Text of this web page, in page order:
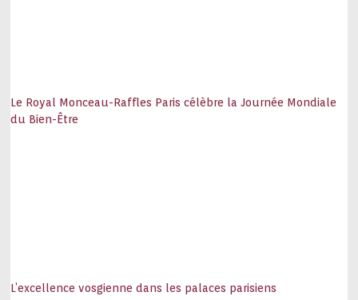
Le Royal Monceau-Raffles Paris célèbre la Journée Mondiale
du Bien-Être
L’excellence vosgienne dans les palaces parisiens